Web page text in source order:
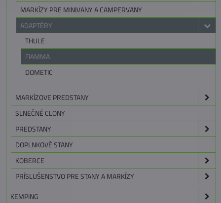
MARKÍZY PRE MINIVANY A CAMPERVANY
ADAPTÉRY
THULE
FIAMMA
DOMETIC
MARKÍZOVE PREDSTANY
SLNEČNÉ CLONY
PREDSTANY
DOPLNKOVÉ STANY
KOBERCE
PRÍSLUŠENSTVO PRE STANY A MARKÍZY
KEMPING